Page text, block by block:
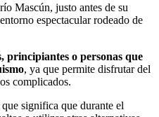
Mascún, justo antes de su
espectacular rodeado de
principiantes o personas que
, ya que permite disfrutar del
complicados.
significa que durante el